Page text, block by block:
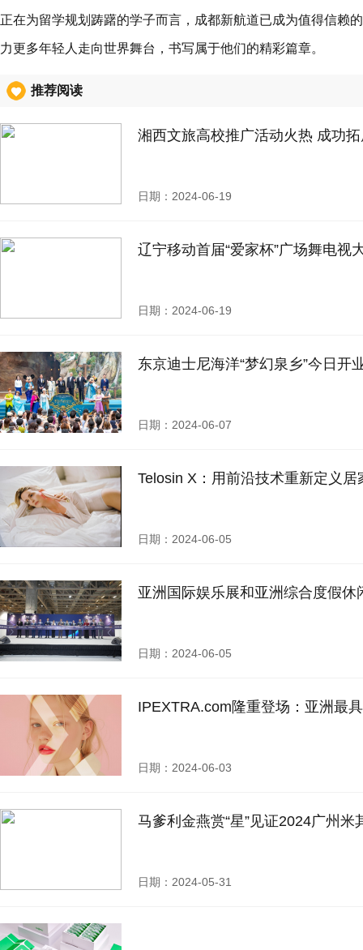
正在为留学规划踌躇的学子而言，成都新航道已成为值得信赖
力更多年轻人走向世界舞台，书写属于他们的精彩篇章。
推荐阅读
湘西文旅高校推广活动火热 成功
日期：2024-06-19
辽宁移动首届“爱家杯”广场舞电视
日期：2024-06-19
东京迪士尼海洋“梦幻泉乡”今日开
日期：2024-06-07
Telosin X：用前沿技术重新定义居
日期：2024-06-05
亚洲国际娱乐展和亚洲综合度假休
日期：2024-06-05
IPEXTRA.com隆重登场：亚洲最
日期：2024-06-03
马爹利金燕赏“星”见证2024广州米
日期：2024-05-31